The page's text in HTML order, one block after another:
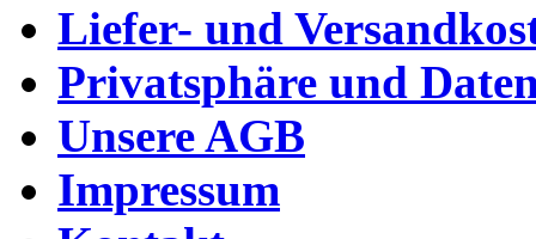
Liefer- und
Privatsphäre und
Unsere AGB
Impressum